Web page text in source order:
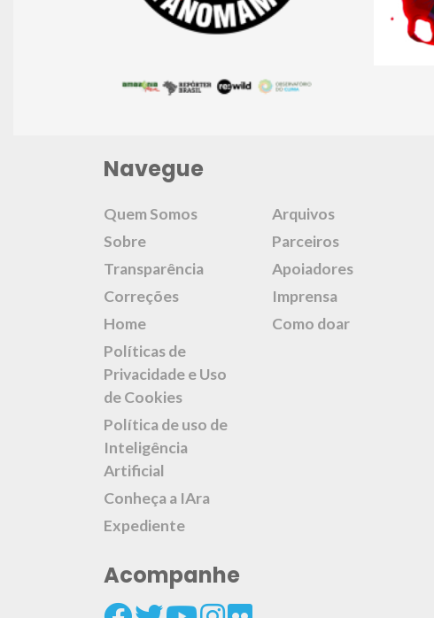
Navegue
Quem Somos
Sobre
Transparência
Correções
Home
Políticas de
Privacidade e Uso
de Cookies
Política de uso de
Inteligência
Artificial
Conheça a IAra
Expediente
Arquivos
Parceiros
Apoiadores
Imprensa
Como doar
Acompanhe